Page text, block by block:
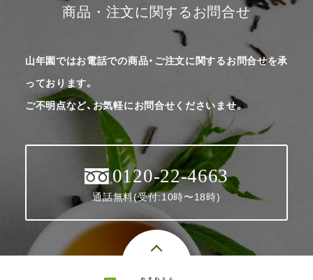
商品・注文に関するお問合せ
山年園ではお電話での商品・ご注文に関するお問合せを承
っております。
ご不明点など、お気軽にお問合せくださいませ。
0120-22-4663
通話無料(受付:10時〜18時)